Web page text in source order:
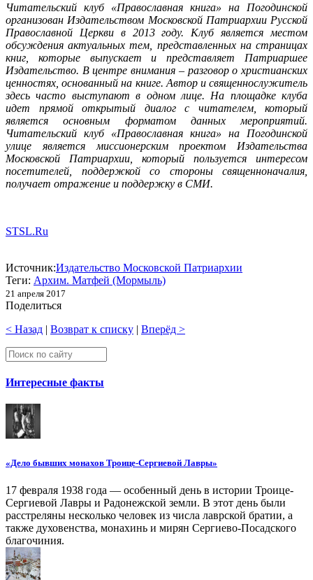
Читательский клуб «Православная книга» на Погодинской
организован Издательством Московской Патриархии Русской
Православной Церкви в 2013 году. Клуб является местом
обсуждения актуальных тем, представленных на страницах
книг, которые выпускает и представляет Патриаршее
Издательство. В центре внимания – разговор о христианских
ценностях, основанный на книге. Автор и священнослужитель
здесь часто выступают в одном лице. На площадке клуба
идет прямой открытый диалог с читателем, который
является основным форматом данных мероприятий.
Читательский клуб «Православная книга» на Погодинской
улице является миссионерским проектом Издательства
Московской Патриархии, который пользуется интересом
посетителей, поддержкой со стороны священноначалия,
получает отражение и поддержку в СМИ.
STSL.Ru
Источник:Издательство Московской Патриархии
Теги: Архим. Матфей (Мормыль)
21 апреля 2017
Поделиться
< Назад | Возврат к списку | Вперёд >
Интересные факты
«Дело бывших монахов Троице-Сергиевой Лавры»
17 февраля 1938 года — особенный день в истории Троице-
Сергиевой Лавры и Радонежской земли. В этот день были
расстреляны несколько человек из числа лаврской братии, а
также духовенства, монахинь и мирян Сергиево-Посадского
благочиния.